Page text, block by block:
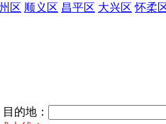
区 顺义区 昌平区 大兴区 怀柔
目的地：